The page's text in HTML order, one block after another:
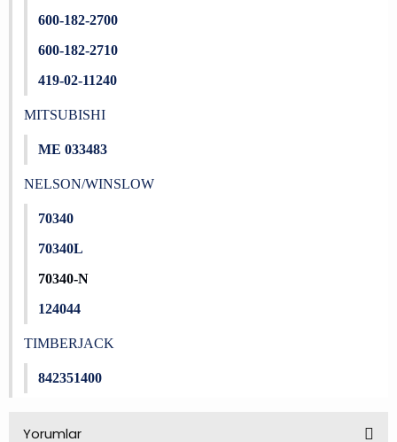
600-182-2700
600-182-2710
419-02-11240
MITSUBISHI
ME 033483
NELSON/WINSLOW
70340
70340L
70340-N
124044
TIMBERJACK
842351400
Yorumlar